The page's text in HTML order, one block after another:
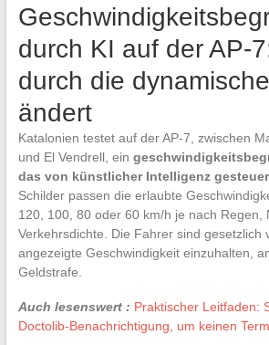
durch KI auf der AP-
durch die
ändert
Katalonien testet auf der AP-7, zwischen
und El Vendrell, ein
das von künstlicher Intelligenz
Schilder passen die erlaubte
120, 100, 80 oder 60 km/h je nach Regen,
Verkehrsdichte. Die Fahrer sind gesetzlich
angezeigte Geschwindigkeit einzuhalten,
Geldstrafe.
Auch lesenswert : Praktischer Leitfaden:
Doctolib-Benachrichtigung, um keinen